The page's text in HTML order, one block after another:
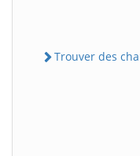
Trouver des